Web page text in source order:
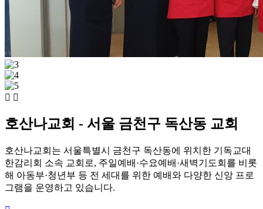
호산나교회 - 서울 금천구 독산동 교회
호산나교회는 서울특별시 금천구 독산동에 위치한 기독교대
한감리회 소속 교회로, 주일예배·수요예배·새벽기도회를 비롯
해 아동부·청년부 등 전 세대를 위한 예배와 다양한 신앙 프로
그램을 운영하고 있습니다.